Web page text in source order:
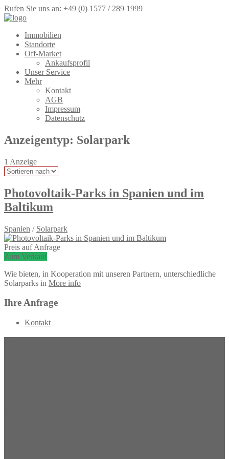
Rufen Sie uns an: +49 (0) 1577 / 289 1999
Immobilien
Standorte
Off-Market
Ankaufsprofil
Unser Service
Mehr
Kontakt
AGB
Impressum
Datenschutz
Anzeigentyp: Solarpark
1 Anzeige
Photovoltaik-Parks in Spanien und im
Baltikum
Spanien / Solarpark
Preis auf Anfrage
Zum Verkauf
Wie bieten, in Kooperation mit unseren Partnern, unterschiedliche
Solarparks in More info
Ihre Anfrage
Kontakt